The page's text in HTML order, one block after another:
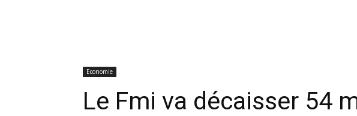
Economie
Le Fmi va décaisser 54